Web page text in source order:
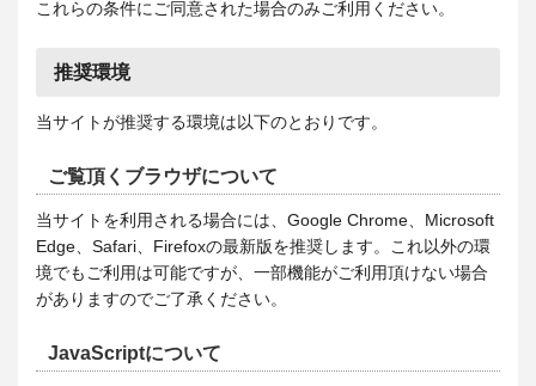
これらの条件にご同意された場合のみご利用ください。
推奨環境
当サイトが推奨する環境は以下のとおりです。
ご覧頂くブラウザについて
当サイトを利用される場合には、Google Chrome、Microsoft
Edge、Safari、Firefoxの最新版を推奨します。これ以外の環
境でもご利用は可能ですが、一部機能がご利用頂けない場合
がありますのでご了承ください。
JavaScriptについて